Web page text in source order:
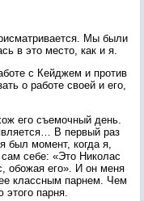
Мы были
в это место, как и я.
с Кейджем и против
о работе своей и его,
его съемочный день.
В первый раз
был момент, когда я,
сам себе: «Это Николас
обожая его». И он меня
классным парнем. Чем
парня.